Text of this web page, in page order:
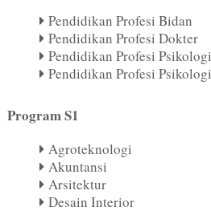
Pendidikan Profesi Bidan
Pendidikan Profesi Dokter
Pendidikan Profesi Psikologi
Pendidikan Profesi Psikologi
Program S1
Agroteknologi
Akuntansi
Arsitektur
Desain Interior